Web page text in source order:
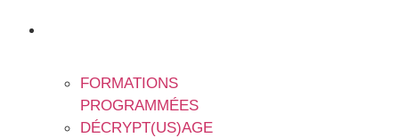
FORMATIONS
PROGRAMMÉES
DÉCRYPT(US)AGE